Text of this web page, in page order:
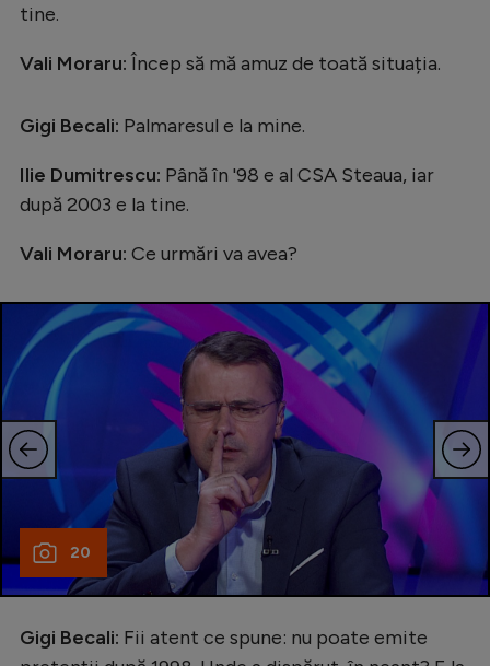
tine.
Vali Moraru: Încep să mă amuz de toată situația.
Gigi Becali: Palmaresul e la mine.
Ilie Dumitrescu: Până în '98 e al CSA Steaua, iar
după 2003 e la tine.
Vali Moraru: Ce urmări va avea?
20
Gigi Becali: Fii atent ce spune: nu poate emite